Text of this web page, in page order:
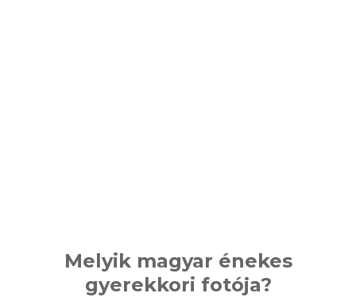
Melyik magyar énekes
gyerekkori fotója?